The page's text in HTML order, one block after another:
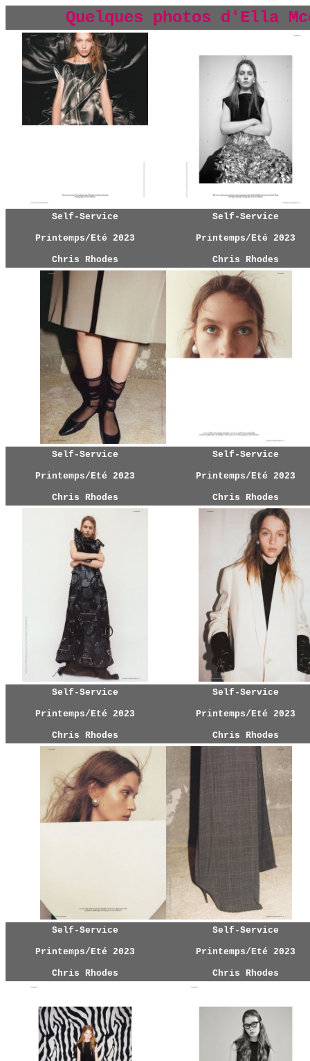
Quelques photos d'Ella
Self-Service
Printemps/Eté 2023
Chris Rhodes
Self-Service
Printemps/Eté 2023
Chris Rhodes
Self-Service
Printemps/Eté 2023
Chris Rhodes
Self-Service
Printemps/Eté 2023
Chris Rhodes
Self-Service
Printemps/Eté 2023
Chris Rhodes
Self-Service
Printemps/Eté 2023
Chris Rhodes
Self-Service
Printemps/Eté 2023
Chris Rhodes
Self-Service
Printemps/Eté 2023
Chris Rhodes